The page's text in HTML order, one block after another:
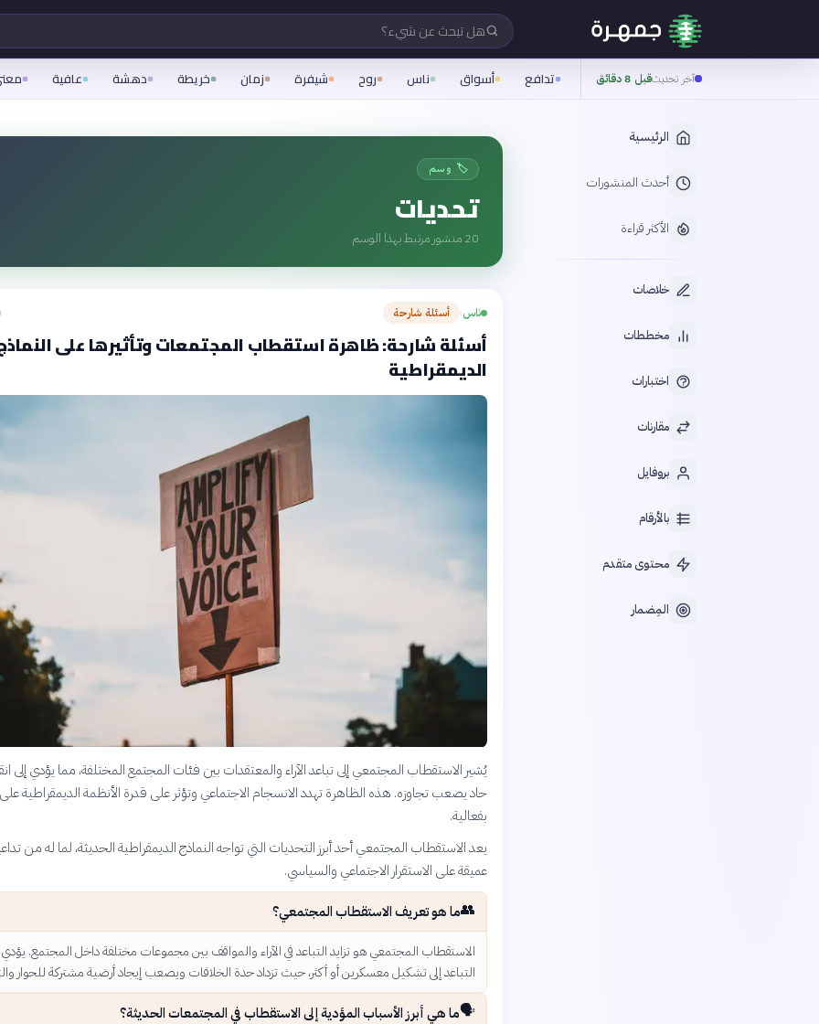
هل تبحث عن شيء؟
آخر تحديثقبل 8 دقائق تدافع أسواق ناس روح شيفرة زمان خريطة دهشة عافية
الرئيسية
أحدث المنشورات
الأكثر قراءة
خلاصات
مخططات
اختبارات
مقارنات
بروفايل
بالأرقام
محتوى متقدم
المِضمار
🏷️ وسم
تحديات
20 منشور مرتبط بهذا الوسم
ناس› أسئلة شارحة
أسئلة شارحة: ظاهرة استقطاب المجتمعات وتأثيرها على
الديمقراطية
يُشير الاستقطاب المجتمعي إلى تباعد الآراء والمعتقدات بين فئات المجتمع المختلفة، مما يؤدي إلى
حاد يصعب تجاوزه. هذه الظاهرة تهدد الانسجام الاجتماعي وتؤثر على قدرة الأنظمة الديمقراطية
بفعالية.
يعد الاستقطاب المجتمعي أحد أبرز التحديات التي تواجه النماذج الديمقراطية الحديثة، لما له من
عميقة على الاستقرار الاجتماعي والسياسي.
👥ما هو تعريف الاستقطاب المجتمعي؟
الاستقطاب المجتمعي هو تزايد التباعد في الآراء والمواقف بين مجموعات مختلفة داخل المجتمع.
التباعد إلى تشكيل معسكرين أو أكثر، حيث تزداد حدة الخلافات ويصعب إيجاد أرضية مشتركة للحوار
🗣️ما هي أبرز الأسباب المؤدية إلى الاستقطاب في المجتمعات الحديثة؟